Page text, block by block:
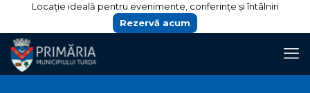
Locație ideală pentru evenimente, conferințe și întâlniri
Rezervă acum